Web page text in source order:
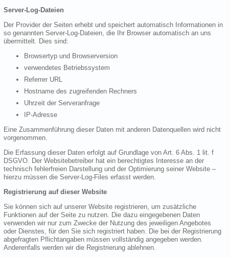
Server-Log-Dateien
Der Provider der Seiten erhebt und speichert automatisch Informationen in
so genannten Server-Log-Dateien, die Ihr Browser automatisch an uns
übermittelt. Dies sind:
Browsertyp und Browserversion
verwendetes Betriebssystem
Referrer URL
Hostname des zugreifenden Rechners
Uhrzeit der Serveranfrage
IP-Adresse
Eine Zusammenführung dieser Daten mit anderen Datenquellen wird nicht
vorgenommen.
Die Erfassung dieser Daten erfolgt auf Grundlage von Art. 6 Abs. 1 lit. f
DSGVO. Der Websitebetreiber hat ein berechtigtes Interesse an der
technisch fehlerfreien Darstellung und der Optimierung seiner Website –
hierzu müssen die Server-Log-Files erfasst werden.
Registrierung auf dieser Website
Sie können sich auf unserer Website registrieren, um zusätzliche
Funktionen auf der Seite zu nutzen. Die dazu eingegebenen Daten
verwenden wir nur zum Zwecke der Nutzung des jeweiligen Angebotes
oder Dienstes, für den Sie sich registriert haben. Die bei der Registrierung
abgefragten Pflichtangaben müssen vollständig angegeben werden.
Anderenfalls werden wir die Registrierung ablehnen.